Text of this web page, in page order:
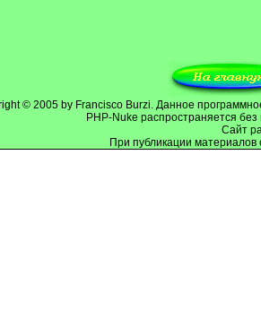
© 2005 by Francisco Burzi. Данное
PHP-Nuke распространяется
Cайт
При публикации